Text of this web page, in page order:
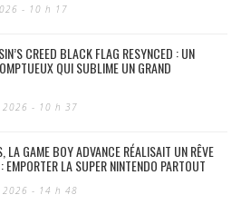
- 10 h 17
CREED BLACK FLAG RESYNCED : UN
QUI SUBLIME UN GRAND
2026 - 10 h 37
LA GAME BOY ADVANCE RÉALISAIT UN RÊVE
EMPORTER LA SUPER NINTENDO PARTOUT
2026 - 14 h 48